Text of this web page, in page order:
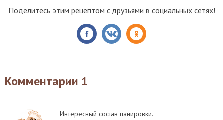
Поделитесь этим рецептом с друзьями в социальных сетях!
Комментарии 1
Интересный состав панировки.